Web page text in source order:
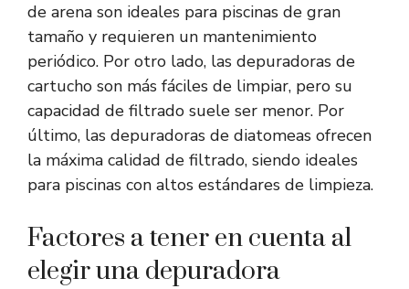
de arena son ideales para piscinas de gran
tamaño y requieren un mantenimiento
periódico. Por otro lado, las depuradoras de
cartucho son más fáciles de limpiar, pero su
capacidad de filtrado suele ser menor. Por
último, las depuradoras de diatomeas ofrecen
la máxima calidad de filtrado, siendo ideales
para piscinas con altos estándares de limpieza.
Factores a tener en cuenta al
elegir una depuradora